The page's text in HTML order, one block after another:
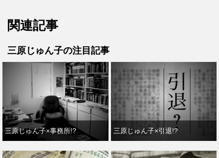
関連記事
三原じゅん子の注目記事
三原じゅん子×事務所!? 三原じゅん子×引退!?